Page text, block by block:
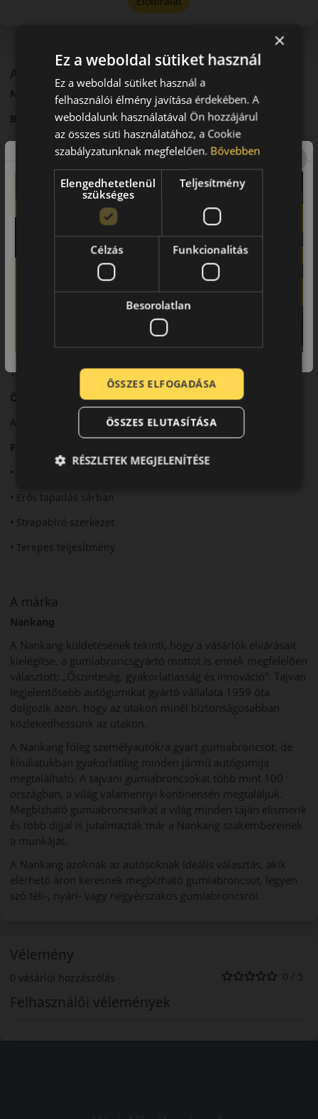
A mintázat
Nankang MT-1 – Mud-terrain terepabroncs
Bevezető
A Nankang MT-1 egy mud-terrain abroncs, amelyet extrém
terepviszonyokra fejlesztettek.
Futófelület és tapadás
Nagy blokkokból álló mintázata kiváló tapadást biztosít sárban
Biztonsági jellemzők
Stabil irányíthatóság és jó kapaszkodóképesség terepen.
A terepabroncsokra jellemző robusztus futás.
Felhasználási ajánlás
Terepjárókhoz és off-road használatra.
Összegzés
Az MT-1 a komoly terepkihívásokra készült.
Fő előnyök röviden:
• Mud-terrain kialakítás
• Erős tapadás sárban
• Strapabíró szerkezet
• Terepes teljesítmény
A márka
Nankang
A Nankang küldetésének tekinti, hogy a vásárlók elvárásait
kielégítse, a gumiabroncsgyártó mottót is ennek megfelelően
választott: „Őszinteség, gyakorlatiasság és innováció”. Tajvan
legjelentősebb autógumikat gyártó vállalata 1959 óta
dolgozik azon, hogy az utakon minél biztonságosabban
közlekedhessünk az utakon.
A Nankang főleg személyautókra gyárt gumiabroncsot, de
kínálatukban gyakorlatilag minden jármű autógumija
megtalálható. A tajvani gumiabroncsokat több mint 100
országban, a világ valamennyi kontinensén megtaláljuk.
Megbízható gumiabroncsaikat a világ minden táján elismerik
és több díjjal is jutalmazták már a Nankang szakembereinek
a munkáját.
A Nankang azoknak az autósoknak ideális választás, akik
elérhető áron keresnek megbízható gumiabroncsot, legyen
szó téli-, nyári- vagy négyévszakos gumiabroncsról.
Vélemény
0 vásárlói hozzászólás 0 / 5
Felhasználói vélemények
×
Ez a weboldal sütiket használ
Ez a weboldal sütiket használ a
felhasználói élmény javítása érdekében. A
weboldalunk használatával Ön hozzájárul
az összes süti használatához, a Cookie
szabályzatunknak megfelelően. Bővebben
Elengedhetetlenül
szükséges
Teljesítmény
Célzás Funkcionalitás
Besorolatlan
ÖSSZES ELFOGADÁSA
ÖSSZES ELUTASÍTÁSA
RÉSZLETEK MEGJELENÍTÉSE